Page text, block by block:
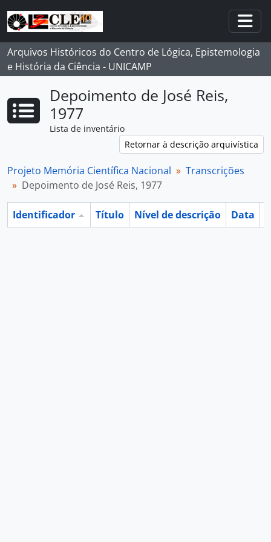
Skip to main content
Arquivos Históricos do Centro de Lógica, Epistemologia
e História da Ciência - UNICAMP
Depoimento de José Reis,
1977
Lista de inventário
Retornar à descrição arquivística
Projeto Memória Científica Nacional
Transcrições
Depoimento de José Reis, 1977
Identificador Título Nível de descrição Data